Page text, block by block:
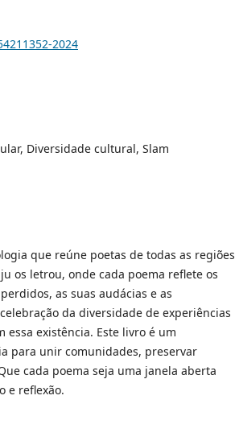
2024
Diversidade cultural, Slam
que reúne poetas de todas as regiões
os letrou, onde cada poema reflete os
as suas audácias e as
da diversidade de experiências
existência. Este livro é um
para unir comunidades, preservar
cada poema seja uma janela aberta
e reflexão.